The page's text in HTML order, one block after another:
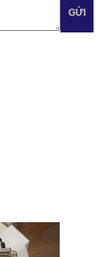
GỬI